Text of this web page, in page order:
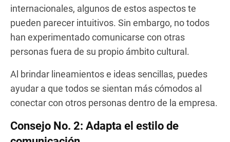
internacionales, algunos de estos aspectos te
pueden parecer intuitivos. Sin embargo, no todos
han experimentado comunicarse con otras
personas fuera de su propio ámbito cultural.
Al brindar lineamientos e ideas sencillas, puedes
ayudar a que todos se sientan más cómodos al
conectar con otros personas dentro de la empresa.
Consejo No. 2: Adapta el estilo de